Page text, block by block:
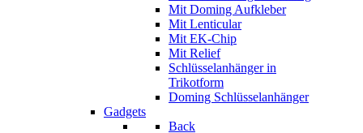
Mit Doming Aufkleber
Mit Lenticular
Mit EK-Chip
Mit Relief
Schlüsselanhänger in
Trikotform
Doming Schlüsselanhänger
Gadgets
Back